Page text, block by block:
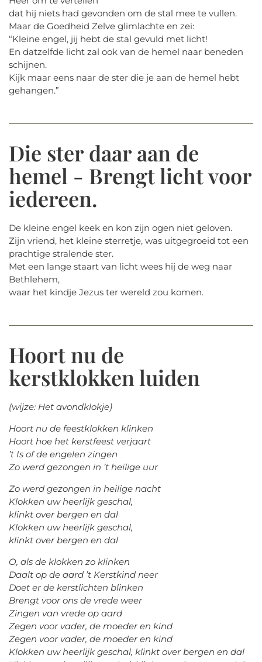
dat hij niets had gevonden om de stal mee te vullen.
Maar de Goedheid Zelve glimlachte en zei:
“Kleine engel, jij hebt de stal gevuld met licht!
En datzelfde licht zal ook van de hemel naar beneden
schijnen.
Kijk maar eens naar de ster die je aan de hemel hebt
gehangen.”
Die ster daar aan de
hemel - Brengt licht voor
iedereen.
De kleine engel keek en kon zijn ogen niet geloven.
Zijn vriend, het kleine sterretje, was uitgegroeid tot een
prachtige stralende ster.
Met een lange staart van licht wees hij de weg naar
Bethlehem,
waar het kindje Jezus ter wereld zou komen.
Hoort nu de
kerstklokken luiden
(wijze: Het avondklokje)
Hoort nu de feestklokken klinken
Hoort hoe het kerstfeest verjaart
’t Is of de engelen zingen
Zo werd gezongen in ’t heilige uur
Zo werd gezongen in heilige nacht
Klokken uw heerlijk geschal,
klinkt over bergen en dal
Klokken uw heerlijk geschal,
klinkt over bergen en dal
O, als de klokken zo klinken
Daalt op de aard ’t Kerstkind neer
Doet er de kerstlichten blinken
Brengt voor ons de vrede weer
Zingen van vrede op aard
Zegen voor vader, de moeder en kind
Zegen voor vader, de moeder en kind
Klokken uw heerlijk geschal, klinkt over bergen en dal